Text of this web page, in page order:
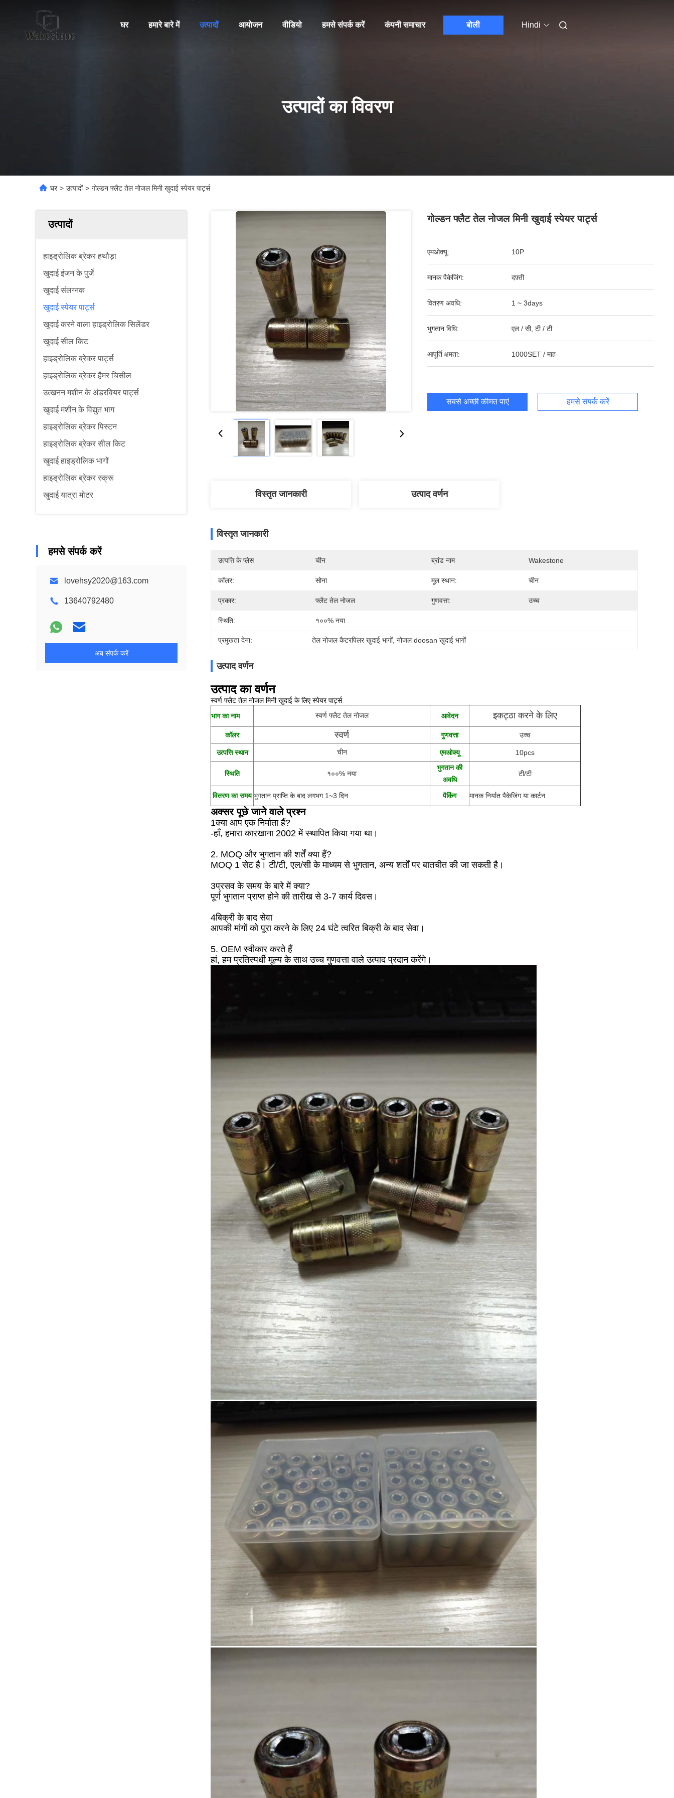
घर हमारे बारे में उत्पादों आयोजन वीडियो हमसे संपर्क करें कंपनी समाचार बोली Hindi
उत्पादों का विवरण
घर > उत्पादों > गोल्डन फ्लैट तेल नोजल मिनी खुदाई स्पेयर पार्ट्स
उत्पादों
हाइड्रोलिक ब्रेकर हथौड़ा
खुदाई इंजन के पुर्जे
खुदाई संलग्नक
खुदाई स्पेयर पार्ट्स
खुदाई करने वाला हाइड्रोलिक सिलेंडर
खुदाई सील किट
हाइड्रोलिक ब्रेकर पार्ट्स
हाइड्रोलिक ब्रेकर हैमर चिसील
उत्खनन मशीन के अंडरवियर पार्ट्स
खुदाई मशीन के विद्युत भाग
हाइड्रोलिक ब्रेकर पिस्टन
हाइड्रोलिक ब्रेकर सील किट
खुदाई हाइड्रोलिक भागों
हाइड्रोलिक ब्रेकर स्क्रू
खुदाई यात्रा मोटर
हमसे संपर्क करें
lovehsy2020@163.com
13640792480
अब संपर्क करें
गोल्डन फ्लैट तेल नोजल मिनी खुदाई स्पेयर पार्ट्स
एमओक्यू: 10P
मानक पैकेजिंग: दफ़्ती
वितरण अवधि: 1 ~ 3days
भुगतान विधि: एल / सी, टी / टी
आपूर्ति क्षमता: 1000SET / माह
सबसे अच्छी कीमत पाएं हमसे संपर्क करें
विस्तृत जानकारी उत्पाद वर्णन
विस्तृत जानकारी
उत्पत्ति के प्लेस चीन ब्रांड नाम Wakestone
कॉलर: सोना मूल स्थान: चीन
प्रकार: फ्लैट तेल नोजल गुणवत्ता: उच्च
स्थिति: १००% नया
प्रमुखता देना: तेल नोजल कैटरपिलर खुदाई भागों, नोजल doosan खुदाई भागों
उत्पाद वर्णन
उत्पाद का वर्णन
स्वर्ण फ्लैट तेल नोजल मिनी खुदाई के लिए स्पेयर पार्ट्स
भाग का नाम
स्वर्ण फ्लैट तेल नोजल आवेदन इकट्ठा करने के लिए
कॉलर स्वर्ण गुणवत्ता उच्च
उत्पत्ति स्थान चीन एमओक्यू 10pcs
स्थिति १००% नया
भुगतान की
अवधि
टी/टी
वितरण का समय भुगतान प्राप्ति के बाद लगभग 1~3 दिन पैकिंग मानक निर्यात पैकेजिंग या कार्टन
अक्सर पूछे जाने वाले प्रश्न
1क्या आप एक निर्माता हैं?
-हाँ, हमारा कारखाना 2002 में स्थापित किया गया था।
2. MOQ और भुगतान की शर्तें क्या हैं?
MOQ 1 सेट है। टी/टी, एल/सी के माध्यम से भुगतान, अन्य शर्तों पर बातचीत की जा सकती है।
3प्रसव के समय के बारे में क्या?
पूर्ण भुगतान प्राप्त होने की तारीख से 3-7 कार्य दिवस।
4बिक्री के बाद सेवा
आपकी मांगों को पूरा करने के लिए 24 घंटे त्वरित बिक्री के बाद सेवा।
5. OEM स्वीकार करते हैं
हां, हम प्रतिस्पर्धी मूल्य के साथ उच्च गुणवत्ता वाले उत्पाद प्रदान करेंगे।